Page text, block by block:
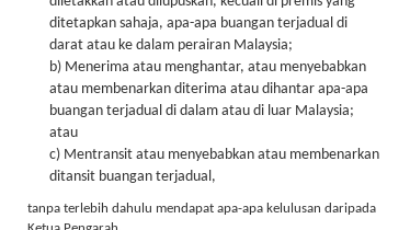
ditetapkan sahaja, apa-apa buangan terjadual di
darat atau ke dalam perairan Malaysia;
b) Menerima atau menghantar, atau menyebabkan
atau membenarkan diterima atau dihantar apa-apa
buangan terjadual di dalam atau di luar Malaysia;
atau
c) Mentransit atau menyebabkan atau membenarkan
ditansit buangan terjadual,
tanpa terlebih dahulu mendapat apa-apa kelulusan daripada